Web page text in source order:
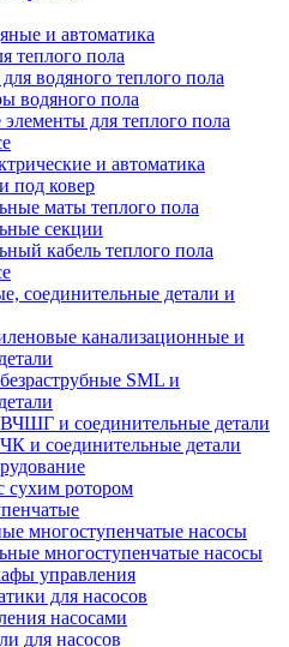
и автоматика
теплого пола
водяного теплого пола
водяного пола
для теплого пола
и автоматика
под ковер
маты теплого пола
секции
кабель теплого пола
соединительные детали и
канализационные и
SML и
и соединительные детали
и соединительные детали
сухим ротором
многоступенчатые насосы
многоступенчатые насосы
управления
для насосов
насосами
для насосов